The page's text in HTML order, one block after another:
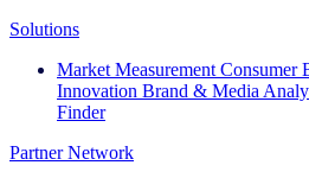
Solutions
Market Measurement Consumer
Innovation Brand & Media
Finder
Partner Network